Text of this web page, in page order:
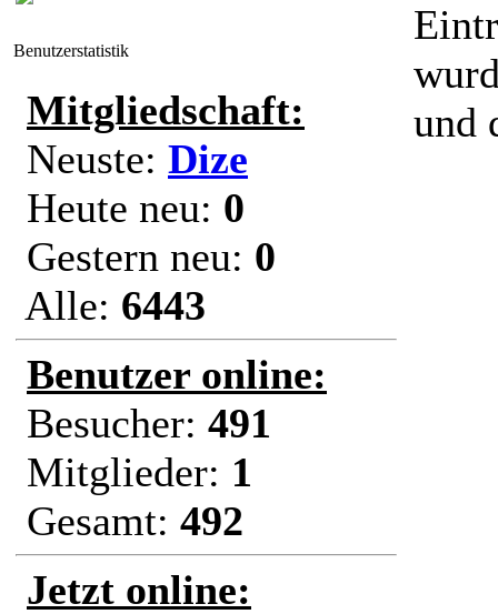
Benutzerstatistik
Mitgliedschaft:
Neuste: Dize
Heute neu: 0
Gestern neu: 0
Alle: 6443
Benutzer online:
Besucher: 491
Mitglieder: 1
Gesamt: 492
Jetzt online:
und